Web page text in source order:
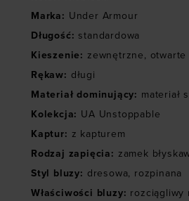
Marka: Under Armour
Długość: standardowa
Kieszenie: zewnętrzne, otwarte
Rękaw: długi
Materiał dominujący: materiał
Kolekcja: UA Unstoppable
Kaptur: z kapturem
Rodzaj zapięcia: zamek
Styl bluzy: dresowa, rozpinana
Właściwości bluzy: rozciągliwy